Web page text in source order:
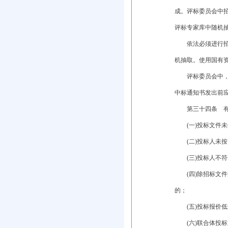
成。评标委员会中
评标专家库中随机
依法必须进行招
机抽取。使用国有
评标委员会中，
中标通知书发出前
第三十四条 有下
(一)投标文件未
(二)投标人未按
(三)投标人不符
(四)除招标文件
的；
(五)投标报价低
(六)联合体投标